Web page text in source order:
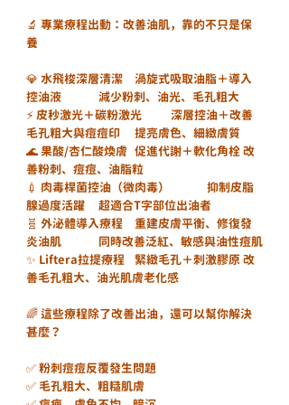
🔬 專業療程出動：改善油肌，靠的不只是保
養
💎 水飛梭深層清潔	渦旋式吸取油脂＋導入
控油液	減少粉刺、油光、毛孔粗大
⚡ 皮秒激光＋碳粉激光	深層控油＋改善
毛孔粗大與痘痘印	提亮膚色、細緻膚質
🌊 果酸/杏仁酸煥膚	促進代謝＋軟化角栓	改
善粉刺、痘痘、油脂粒
💉 肉毒桿菌控油（微肉毒）	抑制皮脂
腺過度活躍	超適合T字部位出油者
🧬 外泌體導入療程	重建皮膚平衡、修復發
炎油肌	同時改善泛紅、敏感與油性痘肌
✨ Liftera拉提療程	緊緻毛孔＋刺激膠原	改
善毛孔粗大、油光肌膚老化感
🌈 這些療程除了改善出油，還可以幫你解決
甚麼？
✅ 粉刺痘痘反覆發生問題
✅ 毛孔粗大、粗糙肌膚